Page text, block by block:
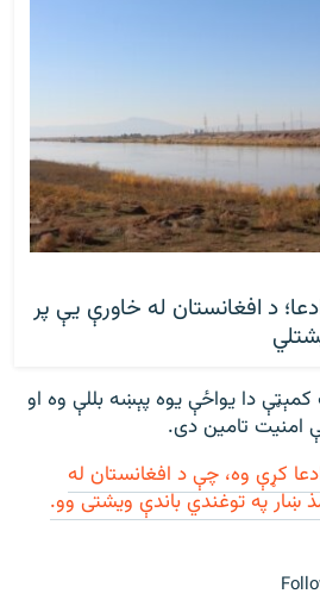
د افغانستان له خاورې يې پر
دا یواځې یوه پېښه بللې وه او
امنیت تامین دی.
کړې وه، چې د افغانستان له
ښار په توغندي باندې ویشتی وو.